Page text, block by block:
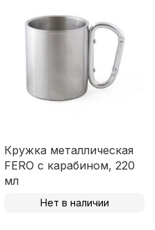
Кружка металлическая
FERO с карабином, 220
мл
Нет в наличии